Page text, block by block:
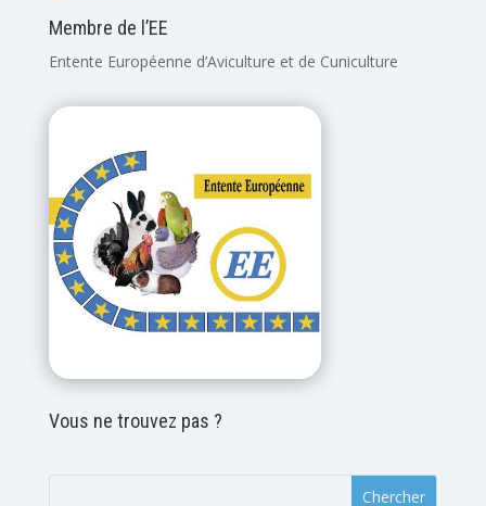
Membre de l’EE
Entente Européenne d’Aviculture et de Cuniculture
Vous ne trouvez pas ?